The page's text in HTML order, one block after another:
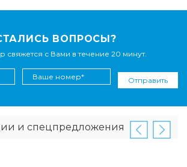
ВОПРОСЫ?
свяжется с Вами в течение 20 минут.
Отправить
и спецпредложения